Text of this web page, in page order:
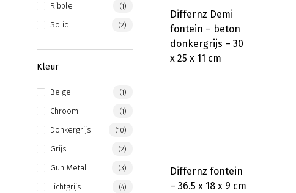
Ribble (1)
Solid (2)
Kleur
Beige (1)
Chroom (1)
Donkergrijs (10)
Grijs (2)
Gun Metal (3)
Lichtgrijs (4)
Differnz Demi
fontein – beton
donkergrijs – 30
x 25 x 11 cm
Differnz fontein
– 36.5 x 18 x 9 cm